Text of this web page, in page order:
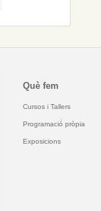
Què fem
Cursos i Tallers
Programació pròpia
Exposicions